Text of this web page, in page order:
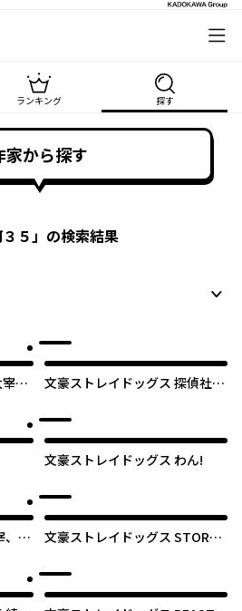
ランキング 探す
家から探す
５」の検索結果
を
文豪ストレイドッグス 探偵社設
文豪ストレイドッグス わん!
、中
文豪ストレイドッグス STORM